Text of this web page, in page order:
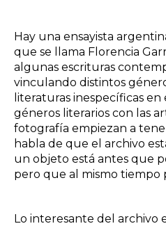
Hay una ensayista
que se llama Florencia
algunas escrituras
vinculando distintos
literaturas inespecíficas
géneros literarios con las
fotografía empiezan a
habla de que el archivo
un objeto está antes que
pero que al mismo tiempo
Lo interesante del archivo